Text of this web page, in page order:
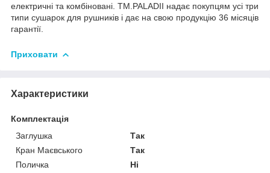
електричні та комбіновані. TM.PALADII надає покупцям усі три
типи сушарок для рушників і дає на свою продукцію 36 місяців
гарантії.
Приховати
Характеристики
Комплектація
Заглушка
Так
Кран Маєвського
Так
Поличка
Ні